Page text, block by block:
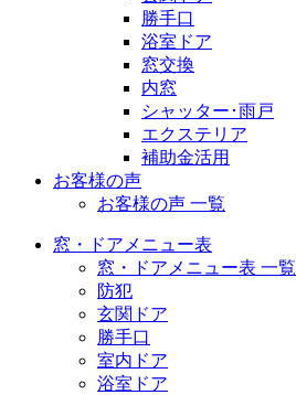
勝手口
浴室ドア
窓交換
内窓
シャッター･雨戸
エクステリア
補助金活用
お客様の声
お客様の声 一覧
窓・ドアメニュー表
窓・ドアメニュー表 一覧
防犯
玄関ドア
勝手口
室内ドア
浴室ドア